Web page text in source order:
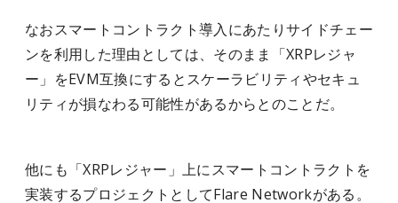
なおスマートコントラクト導入にあたりサイドチェー
ンを利用した理由としては、そのまま「XRPレジャ
ー」をEVM互換にするとスケーラビリティやセキュ
リティが損なわる可能性があるからとのことだ。
他にも「XRPレジャー」上にスマートコントラクトを
実装するプロジェクトとしてFlare Networkがある。